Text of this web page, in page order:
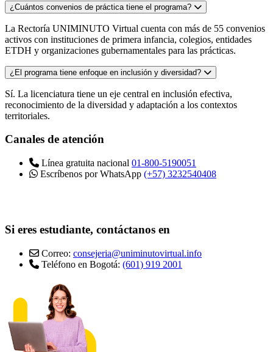
¿Cuántos convenios de práctica tiene el programa?
La Rectoría UNIMINUTO Virtual cuenta con más de 55 convenios
activos con instituciones de primera infancia, colegios, entidades
ETDH y organizaciones gubernamentales para las prácticas.
¿El programa tiene enfoque en inclusión y diversidad?
Sí. La licenciatura tiene un eje central en inclusión efectiva,
reconocimiento de la diversidad y adaptación a los contextos
territoriales.
Canales de atención
Línea gratuita nacional 01-800-5190051
Escríbenos por WhatsApp (+57) 3232540408
Si eres estudiante, contáctanos en
Correo: consejeria@uniminutovirtual.info
Teléfono en Bogotá: (601) 919 2001